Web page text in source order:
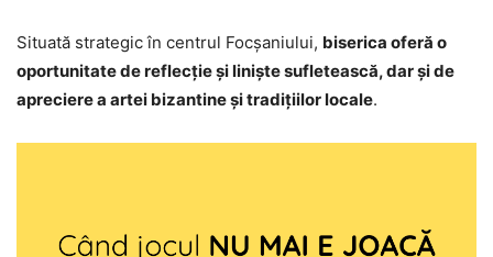
Situată strategic în centrul Focșaniului, biserica oferă o
oportunitate de reflecție și liniște sufletească, dar și de
apreciere a artei bizantine și tradițiilor locale.